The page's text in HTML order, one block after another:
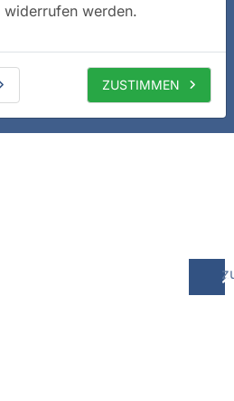
widerrufen werden.
ZUSTIMMEN